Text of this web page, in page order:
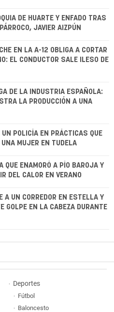
DE HUARTE Y ENFADO TRAS
JAVIER AIZPÚN
EN LA A-12 OBLIGA A CORTAR
EL CONDUCTOR SALE ILESO DE
DE LA INDUSTRIA ESPAÑOLA:
LA PRODUCCIÓN A UNA
UN POLICÍA EN PRÁCTICAS QUE
MUJER EN TUDELA
QUE ENAMORÓ A PÍO BAROJA Y
DEL CALOR EN VERANO
A UN CORREDOR EN ESTELLA Y
GOLPE EN LA CABEZA DURANTE
Deportes
Fútbol
Baloncesto